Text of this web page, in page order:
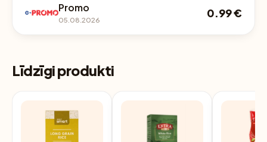
Promo
05.08.2026
0.99 €
Līdzīgi produkti